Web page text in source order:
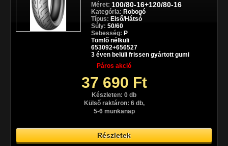
Méret: 100/80-16+120/80-16
Kategória: Robogó
Típus: Első/Hátsó
Súly: 50/60
Sebesség: P
Tömlő nélküli
653092+656527
3 éven belüli frissen gyártott gumi
Páros akció
37 690 Ft
Készleten: 0 db
Külső raktáron: 6 db,
5-6 munkanap
Részletek